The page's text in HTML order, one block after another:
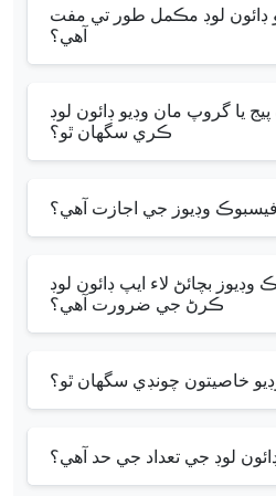
ڊائون لوڊ مڪمل طور تي مفت
آهي؟
يا گروپ مان وڊيو ڊائون لوڊ
ڪري سگهان ٿو؟
وڊيوز جي اجازت آهي؟
بچائڻ لاء ايپ ڊائون لوڊ
ڪرڻ جي ضرورت آهي؟
خاصيتون چونڊي سگهان ٿو؟
لوڊ جي تعداد جي حد آهي؟